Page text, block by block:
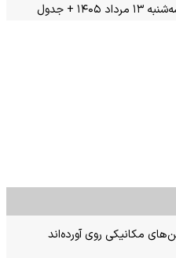
+ جدول
مکانیکی روی آورده‌اند